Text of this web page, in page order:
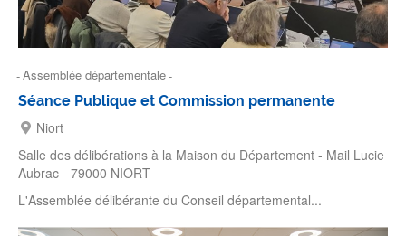
Assemblée départementale
Séance Publique et Commission permanente
Niort
Salle des délibérations à la Maison du Département - Mail Lucie
Aubrac - 79000 NIORT
L'Assemblée délibérante du Conseil départemental...